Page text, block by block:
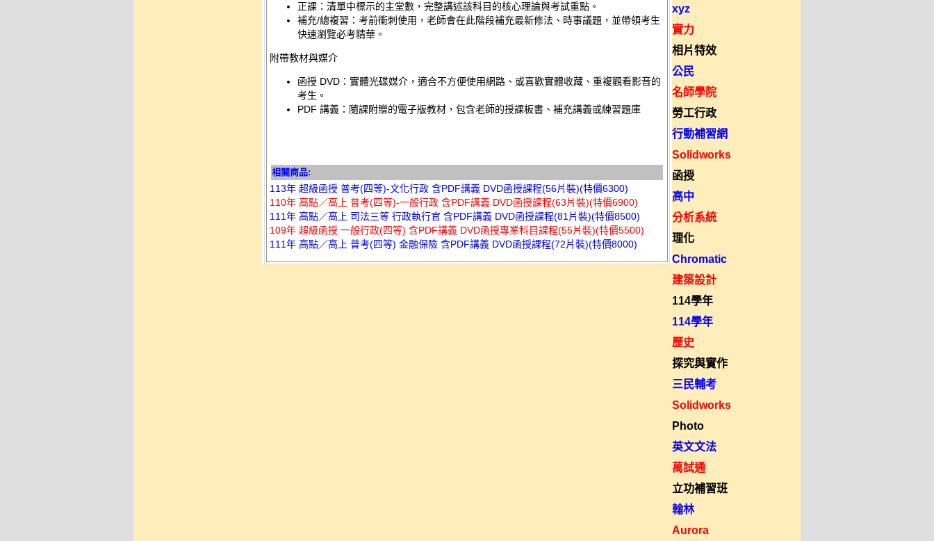
正課 ：清單中標示的主堂數，完整講述該科目的核心理論與考試重點。
補充/總複習 ：考前衝刺使用，老師會在此階段補充最新修法、時事議題，並帶領考生
快速瀏覽必考精華。
附帶教材與媒介
函授 DVD ：實體光碟媒介，適合不方便使用網路、或喜歡實體收藏、重複觀看影音的
考生。
PDF 講義 ：隨課附贈的電子版教材，包含老師的授課板書、補充講義或練習題庫
相關商品:
113年 超級函授 普考(四等)-文化行政 含PDF講義 DVD函授課程(56片裝)(特價6300)
110年 高點／高上 普考(四等)-一般行政 含PDF講義 DVD函授課程(63片裝)(特價6900)
111年 高點／高上 司法三等 行政執行官 含PDF講義 DVD函授課程(81片裝)(特價8500)
109年 超級函授 一般行政(四等) 含PDF講義 DVD函授專業科目課程(55片裝)(特價5500)
111年 高點／高上 普考(四等) 金融保險 含PDF講義 DVD函授課程(72片裝)(特價8000)
xyz
實力
相片特效
公民
名師學院
勞工行政
行動補習網
Solidworks
函授
高中
分析系統
理化
Chromatic
建築設計
114學年
114學年
歷史
探究與實作
三民輔考
Solidworks
Photo
英文文法
萬試通
立功補習班
翰林
Aurora